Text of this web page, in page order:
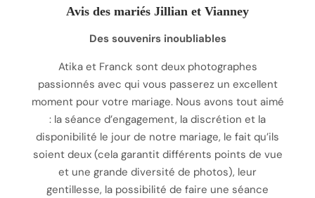
Avis des mariés Jillian et Vianney
Des souvenirs inoubliables
Atika et Franck sont deux photographes
passionnés avec qui vous passerez un excellent
moment pour votre mariage. Nous avons tout aimé
: la séance d’engagement, la discrétion et la
disponibilité le jour de notre mariage, le fait qu’ils
soient deux (cela garantit différents points de vue
et une grande diversité de photos), leur
gentillesse, la possibilité de faire une séance